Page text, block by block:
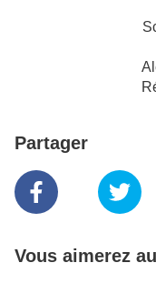
Partager
Vous aimerez